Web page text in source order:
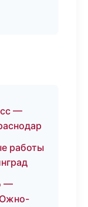
—
работы
—